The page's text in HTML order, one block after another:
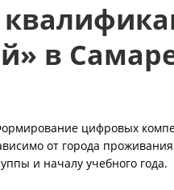
в
цифровых
от города
и началу учебного года.